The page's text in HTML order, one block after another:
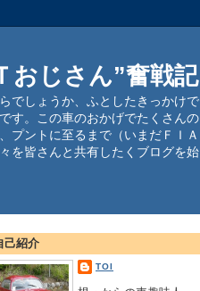
おじさん”奮戦記
でしょうか、ふとしたきっかけで
す。この車のおかげでたくさんの
プントに至るまで（いまだＦＩＡ
を皆さんと共有したくブログを始
己紹介
TOI